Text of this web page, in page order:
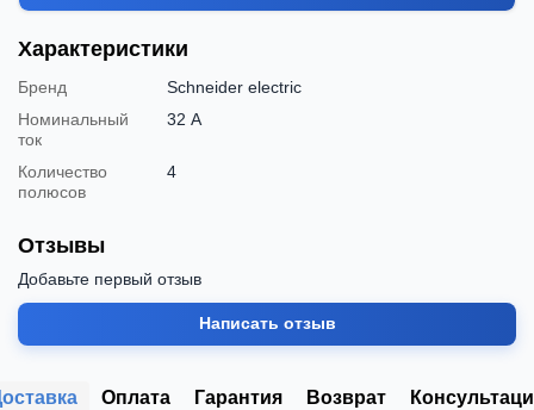
Характеристики
Бренд
Schneider electric
Номинальный
ток
32 А
Количество
полюсов
4
Отзывы
Добавьте первый отзыв
Написать отзыв
Оплата Гарантия Возврат